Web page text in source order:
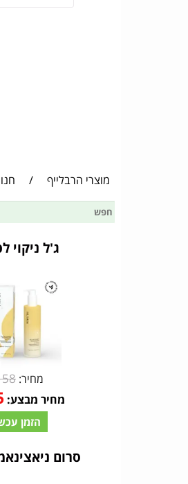
מוצרי הרבלייף /
ג'ל ניקוי
מחיר:
מחיר מבצע:
הזמן
סרום ניאצינאמיד